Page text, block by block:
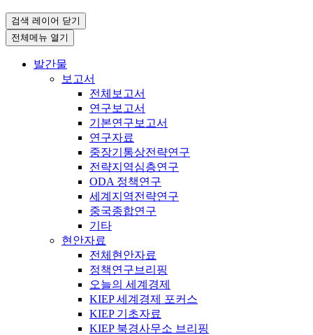
검색 레이어 닫기
전체메뉴 열기
발간물
보고서
전체보고서
연구보고서
기본연구보고서
연구자료
중장기통상전략연구
전략지역심층연구
ODA 정책연구
세계지역전략연구
중국종합연구
기타
현안자료
전체현안자료
정책연구브리핑
오늘의 세계경제
KIEP 세계경제 포커스
KIEP 기초자료
KIEP 북경사무소 브리핑